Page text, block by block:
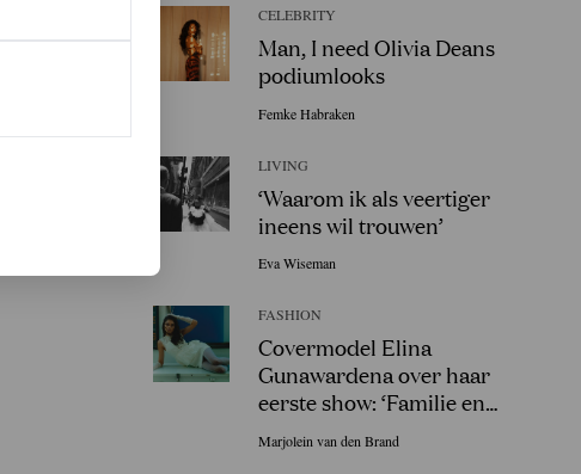
CELEBRITY
Man, I need Olivia Deans
podiumlooks
Femke Habraken
LIVING
‘Waarom ik als veertiger
ineens wil trouwen’
Eva Wiseman
FASHION
Covermodel Elina
Gunawardena over haar
eerste show: ‘Familie en
vrienden in Sri Lanka gingen
uit hun dak!’
Marjolein van den Brand